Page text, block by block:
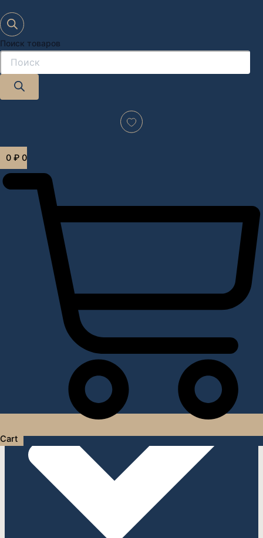
Поиск товаров
0 ₽ 0
Cart
Дизайн-проект "под ключ" в Москве
Услуги дизайнера интерьера